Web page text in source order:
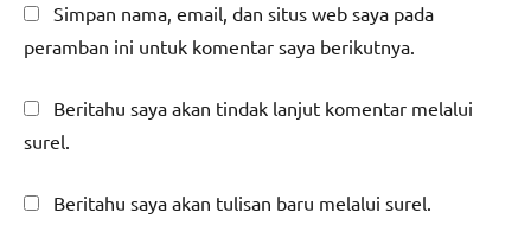
Simpan nama, email, dan situs web saya pada
peramban ini untuk komentar saya berikutnya.
Beritahu saya akan tindak lanjut komentar melalui
surel.
Beritahu saya akan tulisan baru melalui surel.